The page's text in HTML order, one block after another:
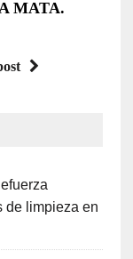
MATA.
de limpieza en